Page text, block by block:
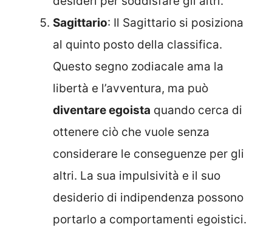
Sagittario: Il Sagittario si posiziona
al quinto posto della classifica.
Questo segno zodiacale ama la
libertà e l’avventura, ma può
diventare egoista quando cerca di
ottenere ciò che vuole senza
considerare le conseguenze per gli
altri. La sua impulsività e il suo
desiderio di indipendenza possono
portarlo a comportamenti egoistici.